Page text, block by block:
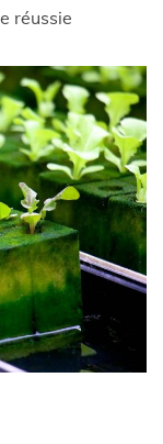
réussie